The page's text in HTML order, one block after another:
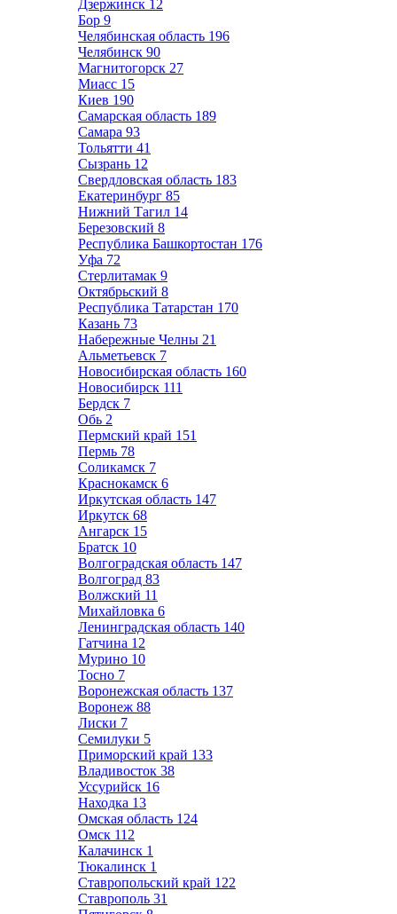
Дзержинск 12
Бор 9
Челябинская область 196
Челябинск 90
Магнитогорск 27
Миасс 15
Киев 190
Самарская область 189
Самара 93
Тольятти 41
Сызрань 12
Свердловская область 183
Екатеринбург 85
Нижний Тагил 14
Березовский 8
Республика Башкортостан 176
Уфа 72
Стерлитамак 9
Октябрьский 8
Республика Татарстан 170
Казань 73
Набережные Челны 21
Альметьевск 7
Новосибирская область 160
Новосибирск 111
Бердск 7
Обь 2
Пермский край 151
Пермь 78
Соликамск 7
Краснокамск 6
Иркутская область 147
Иркутск 68
Ангарск 15
Братск 10
Волгоградская область 147
Волгоград 83
Волжский 11
Михайловка 6
Ленинградская область 140
Гатчина 12
Мурино 10
Тосно 7
Воронежская область 137
Воронеж 88
Лиски 7
Семилуки 5
Приморский край 133
Владивосток 38
Уссурийск 16
Находка 13
Омская область 124
Омск 112
Калачинск 1
Тюкалинск 1
Ставропольский край 122
Ставрополь 31